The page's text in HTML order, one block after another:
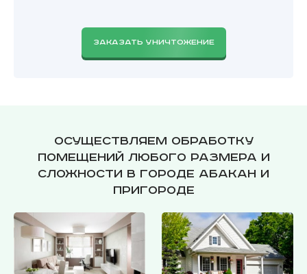
ЗАКАЗАТЬ УНИЧТОЖЕНИЕ
Осуществляем обработку
помещений любого размера и
сложности в городе Абакан и
пригороде